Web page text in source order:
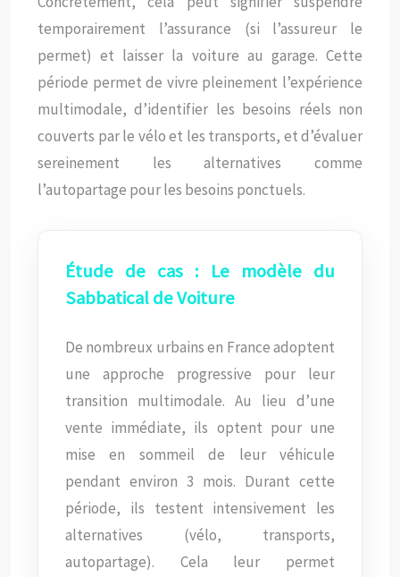
temporairement l’assurance (si l’assureur le
permet) et laisser la voiture au garage. Cette
période permet de vivre pleinement l’expérience
multimodale, d’identifier les besoins réels non
couverts par le vélo et les transports, et d’évaluer
sereinement les alternatives comme
l’autopartage pour les besoins ponctuels.
Étude de cas : Le modèle du
Sabbatical de Voiture
De nombreux urbains en France adoptent
une approche progressive pour leur
transition multimodale. Au lieu d’une
vente immédiate, ils optent pour une
mise en sommeil de leur véhicule
pendant environ 3 mois. Durant cette
période, ils testent intensivement les
alternatives (vélo, transports,
autopartage). Cela leur permet